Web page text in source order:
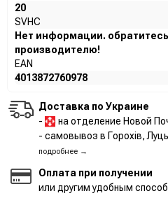
20
SVHC
Нет информации.
производителю!
EAN
4013872760978
Доставка по Украине
-
на отделение Новой
- самовывоз в Горохів,
подробнее →
Оплата при получении
или другим удобным